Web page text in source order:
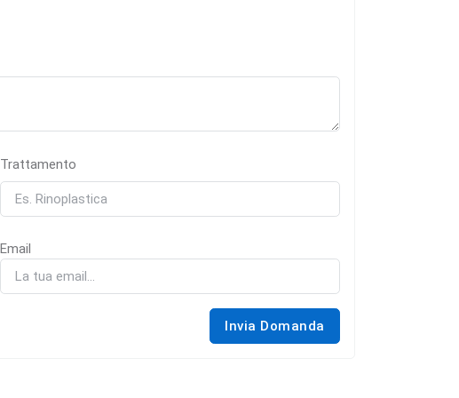
Trattamento
Email
Invia Domanda